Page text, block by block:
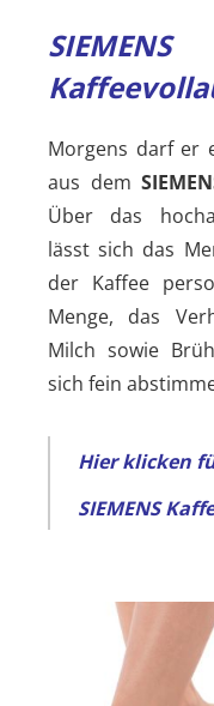
Morgens darf er
aus dem
Über das
lässt sich das
der Kaffee
Menge, das
Milch sowie
sich fein
Hier klicken
SIEMENS